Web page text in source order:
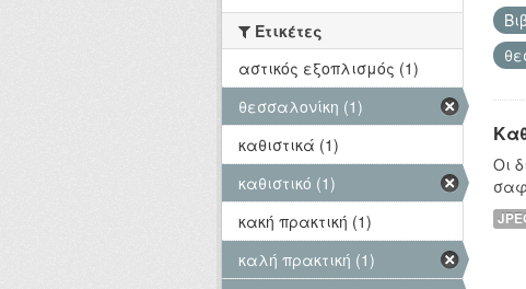
Οι
Ετικέτες
αστικός εξοπλισμός (1)
θεσσαλονίκη (1)
καθιστικά (1)
καθιστικό (1)
κακή πρακτική (1)
καλή πρακτική (1)